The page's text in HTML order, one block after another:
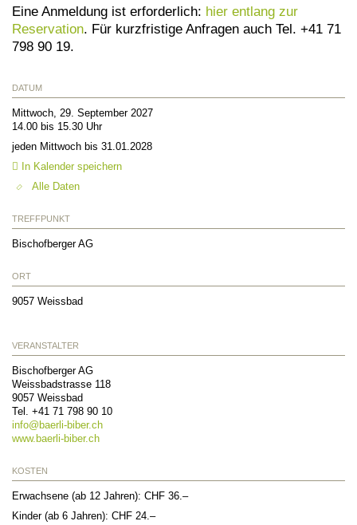
Eine Anmeldung ist erforderlich: hier entlang zur
Reservation . Für kurzfristige Anfragen auch Tel. +41 71
798 90 19.
DATUM
Mittwoch, 29. September 2027
14.00 bis 15.30 Uhr
jeden Mittwoch bis 31.01.2028
In Kalender speichern
Alle Daten
TREFFPUNKT
Bischofberger AG
ORT
9057 Weissbad
VERANSTALTER
Bischofberger AG
Weissbadstrasse 118
9057 Weissbad
Tel. +41 71 798 90 10
info@ baerli-biber.ch
www.baerli-biber.ch
KOSTEN
Erwachsene (ab 12 Jahren): CHF 36.–
Kinder (ab 6 Jahren): CHF 24.–